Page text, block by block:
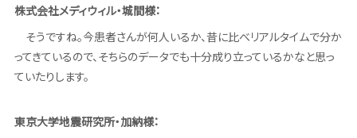
株式会社メディウィル・城間様：
そうですね。今患者さんが何人いるか、昔に比べリアルタイムで分か
ってきているので、そちらのデータでも十分成り立っているかなと思っ
ていたりします。
東京大学地震研究所・加納様：